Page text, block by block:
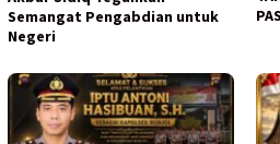
Semangat Pengabdian untuk
Negeri